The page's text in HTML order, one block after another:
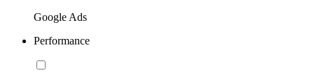
Google Ads
Performance